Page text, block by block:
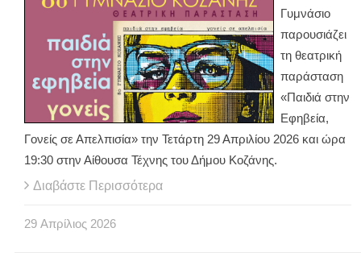
Γυμνάσιο
παρουσιάζει
τη θεατρική
παράσταση
«Παιδιά στην
Εφηβεία,
Γονείς σε Απελπισία» την Τετάρτη 29 Απριλίου 2026 και ώρα
19:30 στην Αίθουσα Τέχνης του Δήμου Κοζάνης.
Διαβάστε Περισσότερα
29 Απρίλιος 2026